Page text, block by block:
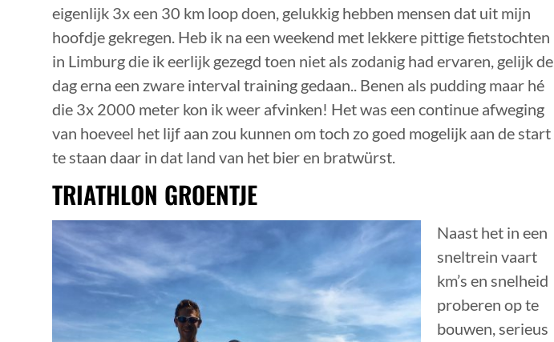
eigenlijk 3x een 30 km loop doen, gelukkig hebben mensen dat uit mijn
hoofdje gekregen. Heb ik na een weekend met lekkere pittige fietstochten
in Limburg die ik eerlijk gezegd toen niet als zodanig had ervaren, gelijk de
dag erna een zware interval training gedaan.. Benen als pudding maar hé
die 3x 2000 meter kon ik weer afvinken! Het was een continue afweging
van hoeveel het lijf aan zou kunnen om toch zo goed mogelijk aan de start
te staan daar in dat land van het bier en bratwürst.
TRIATHLON GROENTJE
Naast het in een
sneltrein vaart
km’s en snelheid
proberen op te
bouwen, serieus